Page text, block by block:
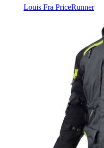
Louis Fra PriceRunner